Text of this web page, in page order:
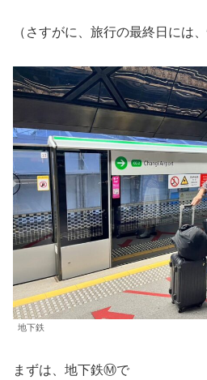
（さすがに、旅行の最終日には
地下鉄
まずは、地下鉄Ⓜ️で